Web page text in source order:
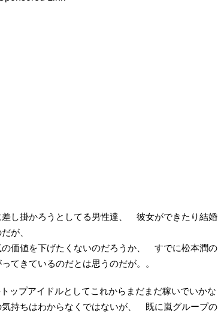
し掛かろうとしてる男性達、 彼女ができたり結婚
が、
価値を下げたくないのだろうか、 すでに松本潤の
てきているのだとは思うのだが。。
ップアイドルとしてこれからまだまだ稼いでいかな
持ちはわからなくではないが、 既に嵐グループの